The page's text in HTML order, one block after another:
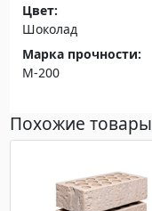
Цвет:
Шоколад
Марка прочности:
М-200
Похожие товары